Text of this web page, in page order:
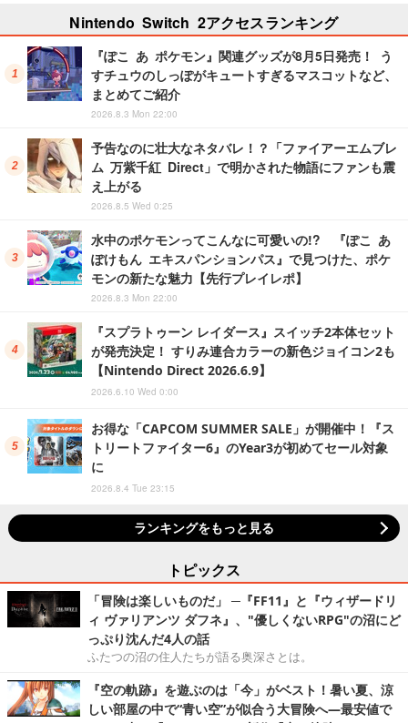
Nintendo Switch 2アクセスランキング
『ぽこ あ ポケモン』関連グッズが8月5日発売！ う
すチュウのしっぽがキュートすぎるマスコットなど、
まとめてご紹介
2026.8.3 Mon 22:00
予告なのに壮大なネタバレ！？「ファイアーエムブレ
ム 万紫千紅 Direct」で明かされた物語にファンも震
え上がる
2026.8.5 Wed 0:25
水中のポケモンってこんなに可愛いの!? 『ぽこ あ
ぽけもん エキスパンションパス』で見つけた、ポケ
モンの新たな魅力【先行プレイレポ】
2026.8.3 Mon 22:00
『スプラトゥーン レイダース』スイッチ2本体セット
が発売決定！ すりみ連合カラーの新色ジョイコン2も
【Nintendo Direct 2026.6.9】
2026.6.10 Wed 0:00
お得な「CAPCOM SUMMER SALE」が開催中！『ス
トリートファイター6』のYear3が初めてセール対象
に
2026.8.4 Tue 23:15
ランキングをもっと見る
トピックス
「冒険は楽しいものだ」 ─『FF11』と『ウィザードリ
ィ ヴァリアンツ ダフネ』、"優しくないRPG"の沼にど
っぷり沈んだ4人の話
ふたつの沼の住人たちが語る奥深さとは。
『空の軌跡』を遊ぶのは「今」がベスト！暑い夏、涼
しい部屋の中で“青い空”が似合う大冒険へ―最安値で